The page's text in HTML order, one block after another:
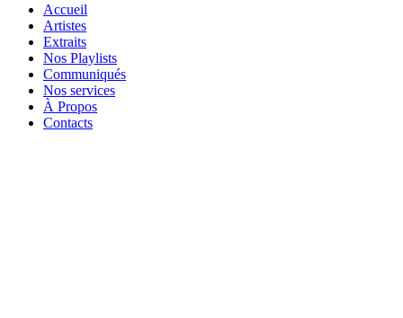
Accueil
Artistes
Extraits
Nos Playlists
Communiqués
Nos services
À Propos
Contacts